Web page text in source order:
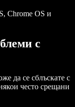
Chrome OS и
с
да се сблъскате с
често срещани